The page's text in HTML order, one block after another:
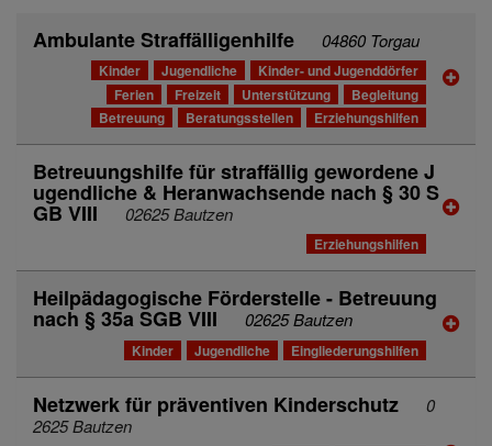
Ambulante Straffälligenhilfe 04860 Torgau
Kinder Jugendliche
Kinder- und Jugenddörfer
Ferien
Freizeit Unterstützung
Begleitung
Betreuung
Beratungsstellen Erziehungshilfen
Betreuungshilfe für straffällig gewordene J
ugendliche & Heranwachsende nach § 30 S
GB VIII 02625 Bautzen
Erziehungshilfen
Heilpädagogische Förderstelle - Betreuung
nach § 35a SGB VIII 02625 Bautzen
Kinder Jugendliche Eingliederungshilfen
Netzwerk für präventiven Kinderschutz
0
2625 Bautzen